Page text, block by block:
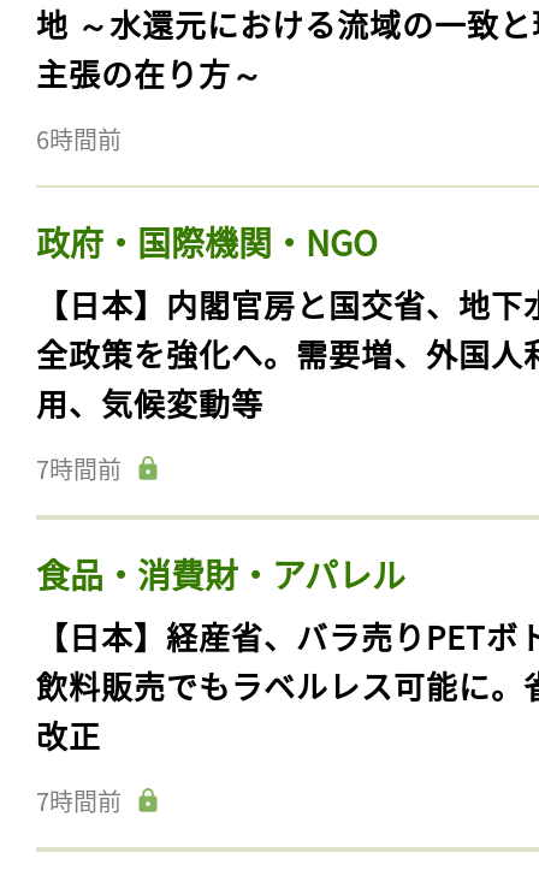
地 ～水還元における流域の一致
主張の在り方～
6時間前
政府・国際機関・NGO
【日本】内閣官房と国交省、地下
全政策を強化へ。需要増、外国人
用、気候変動等
7時間前
食品・消費財・アパレル
【日本】経産省、バラ売りPETボ
飲料販売でもラベルレス可能に。
改正
7時間前